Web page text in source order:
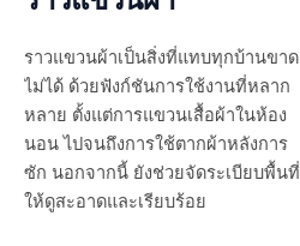
ราวแขวนผ้าเป็นสิ่งที่แทบทุกบ้านขาด
ไม่ได้ ด้วยฟังก์ชันการใช้งานที่หลาก
หลาย ตั้งแต่การแขวนเสื้อผ้าในห้อง
นอน ไปจนถึงการใช้ตากผ้าหลังการ
ซัก นอกจากนี้ ยังช่วยจัดระเบียบพื้นที่
ให้ดูสะอาดและเรียบร้อย